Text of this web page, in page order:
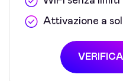
Attivazione a